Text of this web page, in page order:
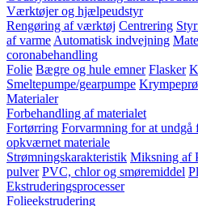
Værktøjer og hjælpeudstyr
Rengøring af værktøj Centrering
af varme Automatisk indvejning
coronabehandling
Folie Bægre og hule emner Flasker
Smeltepumpe/gearpumpe
Materialer
Forbehandling af materialet
Fortørring Forvarmning for at undgå
opkværnet materiale
Strømningskarakteristik Miksning af
pulver PVC, chlor og smøremiddel
Ekstruderingsprocesser
Folieekstrudering